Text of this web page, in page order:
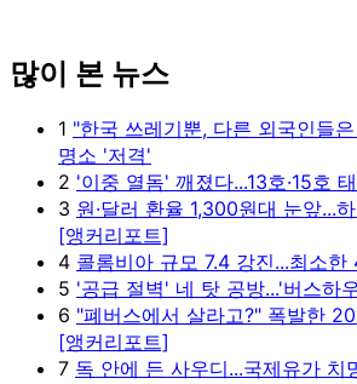
많이 본 뉴스
1 "한국 쓰레기뿐, 다른 외국인들
명소 '저격'
2 '이중 열돔' 깨졌다...13호·15호
3 원·달러 환율 1,300원대 눈앞...
[앵커리포트]
4 콜롬비아 규모 7.4 강진...최소한
5 '공급 절벽' 네 탓 공방...'버스하
6 "폐버스에서 살라고?" 폭발한
[앵커리포트]
7 독 안에 든 사우디...국제유가 치